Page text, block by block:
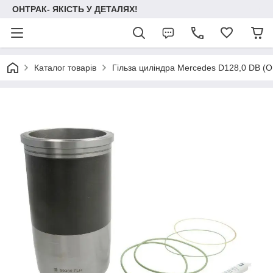
ОНТРАК- ЯКІСТЬ У ДЕТАЛЯХ!
Каталог товарів Гільза циліндра Mercedes D128,0